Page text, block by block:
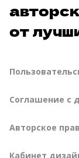
от
Соглашение с
Авторское
Кабинет